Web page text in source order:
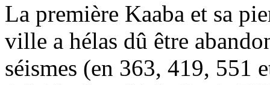
La première Kaaba et sa
ville a hélas dû être
séismes (en 363, 419, 551